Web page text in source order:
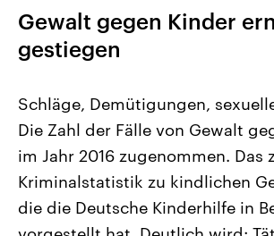
Landtagswahl Sachsen-Anhalt
2026
Alle Informationen
Sachsen-Anhalt wählt am 6.
September 2026 einen neuen
Landtag. Seit 2021 wird das
Bundesland von einer Koalition aus
USA
den
mit
Gewalt gegen Kinder
gestiegen
Schläge, Demütigungen,
Die Zahl der Fälle von Gewalt
im Jahr 2016 zugenommen. Das
Kriminalstatistik zu kindlichen
die die Deutsche Kinderhilfe in